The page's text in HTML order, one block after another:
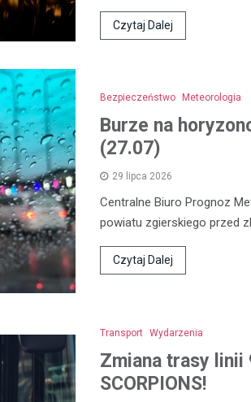
Czytaj Dalej
Bezpieczeństwo Meteorologia
Burze na
(27.07)
29 lipca 2026
Centralne Biuro Prognoz
powiatu zgierskiego przed
Czytaj Dalej
Transport Wydarzenia
Zmiana trasy linii
SCORPIONS!